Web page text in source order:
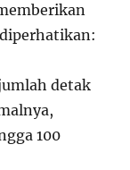
detak
100